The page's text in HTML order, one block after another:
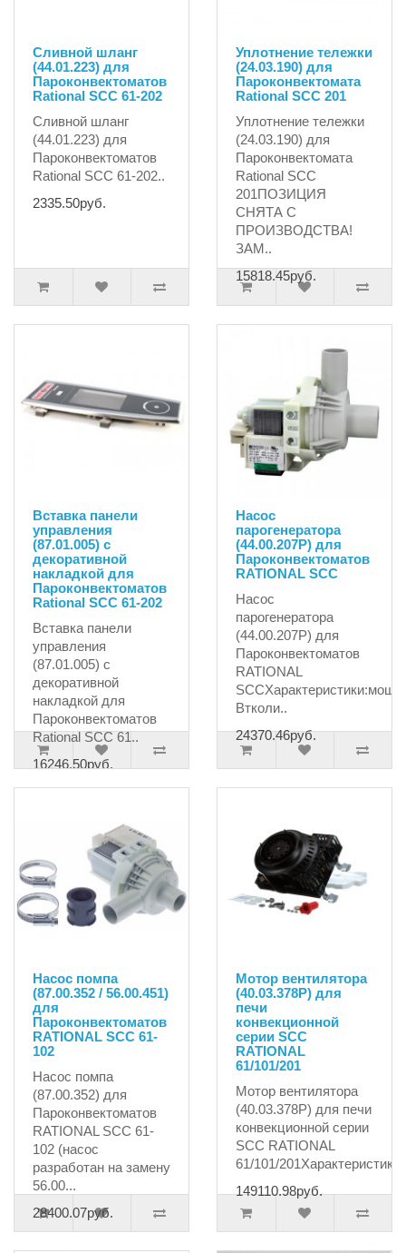
Сливной шланг
(44.01.223) для
Пароконвектоматов
Rational SCC 61-202
Сливной шланг
(44.01.223) для
Пароконвектоматов
Rational SCC 61-202..
2335.50руб.
Уплотнение тележки
(24.03.190) для
Пароконвектомата
Rational SCC 201
Уплотнение тележки
(24.03.190) для
Пароконвектомата
Rational SCC
201ПОЗИЦИЯ
СНЯТА С
ПРОИЗВОДСТВА!
ЗАМ..
15818.45руб.
Вставка панели
управления
(87.01.005) с
декоративной
накладкой для
Пароконвектоматов
Rational SCC 61-202
Вставка панели
управления
(87.01.005) с
декоративной
накладкой для
Пароконвектоматов
Rational SCC 61..
16246.50руб.
Насос
парогенератора
(44.00.207P) для
Пароконвектоматов
RATIONAL SCC
Насос
парогенератора
(44.00.207P) для
Пароконвектоматов
RATIONAL
Втколи..
24370.46руб.
Насос помпа
(87.00.352 / 56.00.451)
для
Пароконвектоматов
RATIONAL SCC 61-
102
Насос помпа
(87.00.352) для
Пароконвектоматов
RATIONAL SCC 61-
102 (насос
разработан на замену
56.00...
28400.07руб.
Мотор вентилятора
(40.03.378P) для
печи
конвекционной
серии SCC
RATIONAL
61/101/201
Мотор вентилятора
(40.03.378P) для печи
конвекционной серии
SCC RATIONAL
61/101/
149110.98руб.